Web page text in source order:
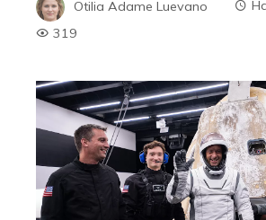
Otilia Adame Luevano
319